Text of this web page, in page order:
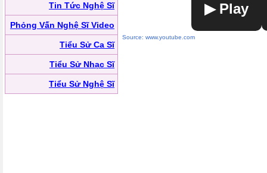
Tin Tức Nghệ Sĩ
Phỏng Vấn Nghệ Sĩ Video
Tiểu Sử Ca Sĩ
Tiểu Sử Nhạc Sĩ
Tiểu Sử Nghệ Sĩ
▶ Play
Source: www.youtube.com